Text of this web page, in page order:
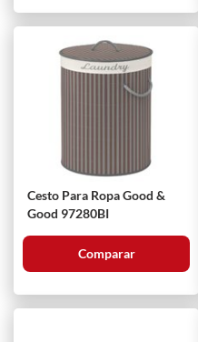
Cesto Para Ropa Good &
Good 97280BI
Comparar